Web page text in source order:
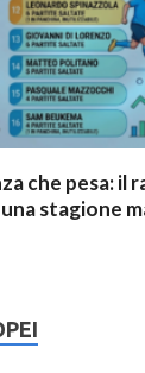
che pesa: il
stagione